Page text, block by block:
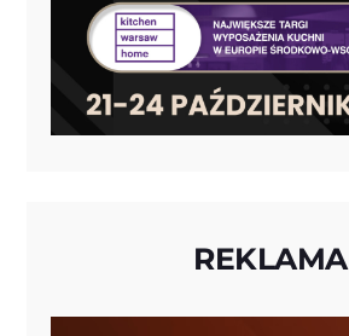
REKLAMA